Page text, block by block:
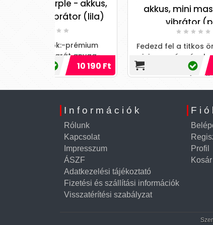
akkus, mini masszírozó
vibrátor (pin
Fedezd fel a titkos örömöket a
mini masszírozóval, ami minden
pillanatot felejthetetlenné
varázsol!
Információk
Rólunk
Kapcsolat
Impresszum
ÁSZF
Adatkezelési tájékoztató
Fizetési és szállítási információk
Visszatérítési szabályzat
Profil
Kosár